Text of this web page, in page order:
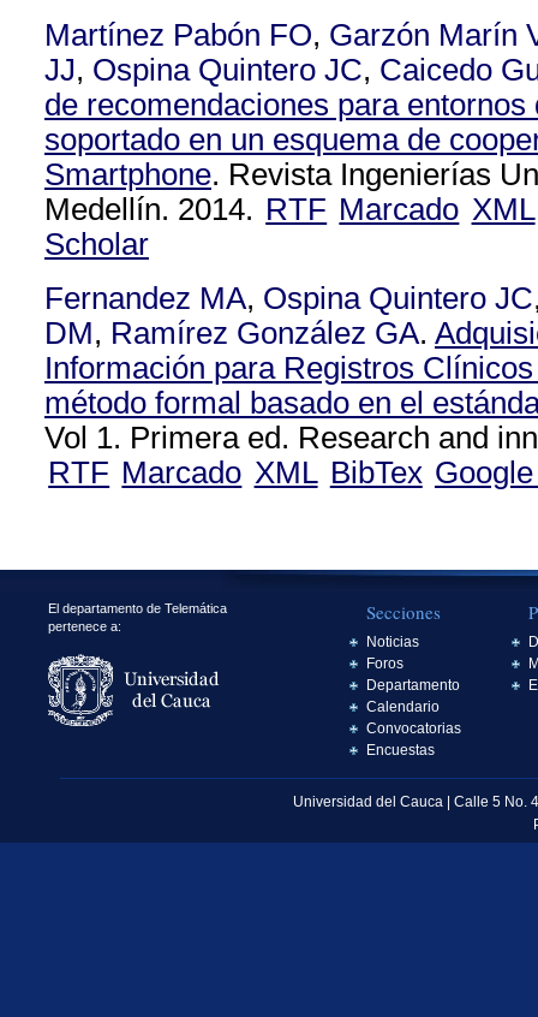
Martínez Pabón FO, Garzón Marín
JJ, Ospina Quintero JC, Caicedo
de recomendaciones para
soportado en un esquema de
Smartphone. Revista Ingenierías
Medellín. 2014. RTF Marcado XML
Scholar
Fernandez MA, Ospina Quintero JC
DM, Ramírez González GA.
Información para Registros
método formal basado en el
Vol 1. Primera ed. Research and
RTF Marcado XML BibTex
El departamento de Telemática
pertenece a:
Secciones
Noticias
Foros
Departamento
Calendario
Convocatorias
Encuestas
Universidad del Cauca | Calle 5 No.